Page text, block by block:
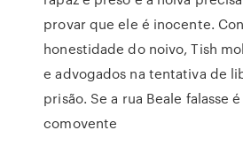
provar que ele é inocente.
honestidade do noivo, Tish
e advogados na tentativa de
prisão. Se a rua Beale falasse
comovente